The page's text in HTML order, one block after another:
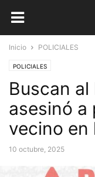
Inicio POLICIALES
POLICIALES
Buscan
asesinó a
vecino en
10 octubre, 2025